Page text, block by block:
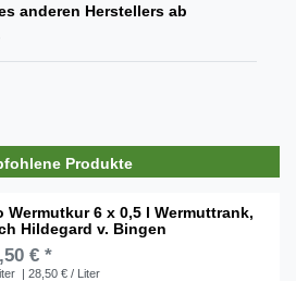
anderen Herstellers ab
Produkte
Wermutkur 6 x 0,5 l Wermuttrank,
Hildegard v. Bingen
€ *
| 28,50 € / Liter